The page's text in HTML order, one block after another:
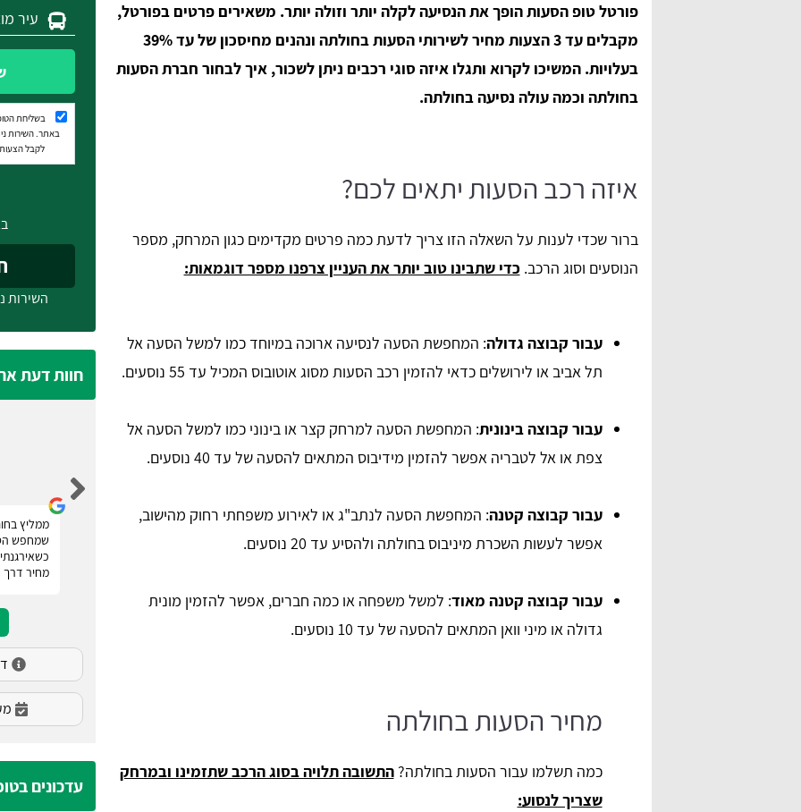
פורטל טופ הסעות הופך את הנסיעה לקלה יותר וזולה יותר. משאירים פרטים בפורטל,
מקבלים עד 3 הצעות מחיר לשירותי הסעות בחולתה ונהנים מחיסכון של עד 39%
בעלויות. המשיכו לקרוא ותגלו איזה סוגי רכבים ניתן לשכור, איך לבחור חברת הסעות
בחולתה וכמה עולה נסיעה בחולתה.
איזה רכב הסעות יתאים לכם?
ברור שכדי לענות על השאלה הזו צריך לדעת כמה פרטים מקדימים כגון המרחק, מספר
הנוסעים וסוג הרכב. כדי שתבינו טוב יותר את העניין צרפנו מספר דוגמאות:
עבור קבוצה גדולה: המחפשת הסעה לנסיעה ארוכה במיוחד כמו למשל הסעה אל
תל אביב או לירושלים כדאי להזמין רכב הסעות מסוג אוטובוס המכיל עד 55 נוסעים.
עבור קבוצה בינונית: המחפשת הסעה למרחק קצר או בינוני כמו למשל הסעה אל
צפת או אל לטבריה אפשר להזמין מידיבוס המתאים להסעה של עד 40 נוסעים.
עבור קבוצה קטנה: המחפשת הסעה לנתב"ג או לאירוע משפחתי רחוק מהישוב,
אפשר לעשות השכרת מיניבוס בחולתה ולהסיע עד 20 נוסעים.
עבור קבוצה קטנה מאוד: למשל משפחה או כמה חברים, אפשר להזמין מונית
גדולה או מיני וואן המתאים להסעה של עד 10 נוסעים.
מחיר הסעות בחולתה
כמה תשלמו עבור הסעות בחולתה? התשובה תלויה בסוג הרכב שתזמינו ובמרחק
שצריך לנסוע:
בשליחת
באתר. השירות
לקבל הצעות
השירות
חוות דעת
ממליץ
שמחפש
מחיר
נעמה מלכה
רוצה להודות לטופ הסעות אשר סיפקו לנו שירות
השכרת מיניבוס לחתונה. אם אתם מחפשים הסעות
anna lipaz
שירות מדהים ומאוד אדיבים בטלפון. הצלחתי למצוא
דרכם הסעה לאירוע, תודה רבה על הכל.
עדכונים